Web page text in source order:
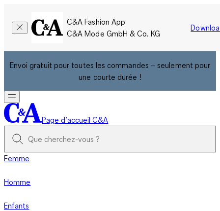
C&A Fashion App
C&A Mode GmbH & Co. KG
Envoi gratuit pour toutes les commandes – seulement pour
une courte durée !
Page d’accueil C&A
Femme
Homme
Enfants